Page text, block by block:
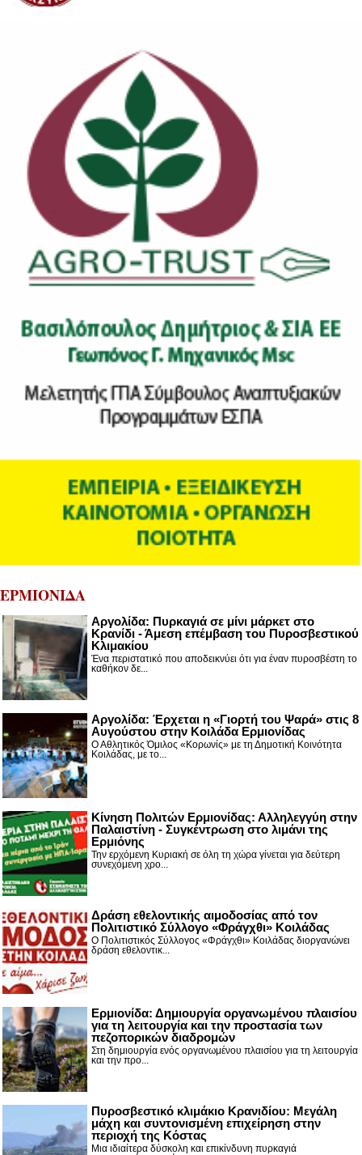
ΕΡΜΙΟΝΙΔΑ
Αργολίδα: Πυρκαγιά σε μίνι μάρκετ στο
Κρανίδι - Άμεση επέμβαση του Πυροσβεστικού
Κλιμακίου
Ένα περιστατικό που αποδεικνύει ότι για έναν πυροσβέστη το
καθήκον δε...
Αργολίδα: Έρχεται η «Γιορτή του Ψαρά» στις 8
Αυγούστου στην Κοιλάδα Ερμιονίδας
Ο Αθλητικός Όμιλος «Κορωνίς» με τη Δημοτική Κοινότητα
Κοιλάδας, με το...
Κίνηση Πολιτών Ερμιονίδας: Αλληλεγγύη στην
Παλαιστίνη - Συγκέντρωση στο λιμάνι της
Ερμιόνης
Την ερχόμενη Κυριακή σε όλη τη χώρα γίνεται για δεύτερη
συνεχόμενη χρο...
Δράση εθελοντικής αιμοδοσίας από τον
Πολιτιστικό Σύλλογο «Φράγχθι» Κοιλάδας
Ο Πολιτιστικός Σύλλογος «Φράγχθι» Κοιλάδας διοργανώνει
δράση εθελοντικ...
Ερμιονίδα: Δημιουργία οργανωμένου πλαισίου
για τη λειτουργία και την προστασία των
πεζοπορικών διαδρομών
Στη δημιουργία ενός οργανωμένου πλαισίου για τη λειτουργία
και την προ...
Πυροσβεστικό κλιμάκιο Κρανιδίου: Μεγάλη
μάχη και συντονισμένη επιχείρηση στην
περιοχή της Κόστας
Μια ιδιαίτερα δύσκολη και επικίνδυνη πυρκαγιά